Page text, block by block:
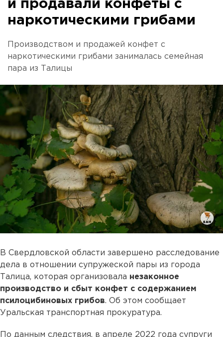
и продавали конфеты с
наркотическими грибами
Производством и продажей конфет с
наркотическими грибами занималась семейная
пара из Талицы
В Свердловской области завершено расследование
дела в отношении супружеской пары из города
Талица, которая организовала незаконное
производство и сбыт конфет с содержанием
псилоцибиновых грибов. Об этом сообщает
Уральская транспортная прокуратура.
По данным следствия, в апреле 2022 года супруги